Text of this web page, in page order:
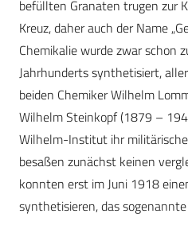
befüllten Granaten trugen zur
Kreuz, daher auch der Name
Chemikalie wurde zwar schon
Jahrhunderts synthetisiert,
beiden Chemiker Wilhelm
Wilhelm Steinkopf (1879 –
Wilhelm-Institut ihr
besaßen zunächst keinen
konnten erst im Juni 1918
synthetisieren, das